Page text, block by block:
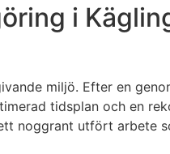
i
miljö. Efter en
tidsplan och en
noggrant utfört